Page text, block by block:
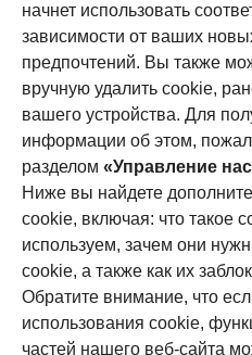
начнет использовать
зависимости от ваших
предпочтений. Вы также
вручную удалить cookie,
вашего устройства. Для
информации об этом,
разделом «Управление
Ниже вы найдете
cookie, включая: что такое
используем, зачем они
cookie, а также как их
Обратите внимание, что
использования cookie,
частей нашего веб-сайта